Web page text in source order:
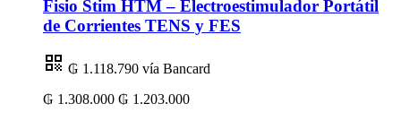
Fisio Stim HTM – Electroestimulador Portátil
de Corrientes TENS y FES
₲ 1.118.790 vía Bancard
₲ 1.308.000 ₲ 1.203.000